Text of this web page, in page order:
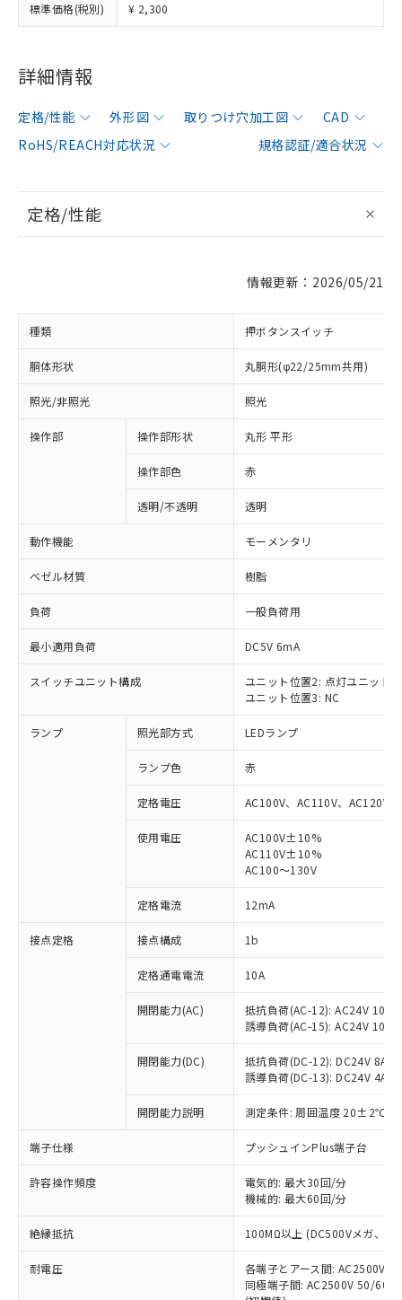
標準価格(税別) ¥ 2,300
詳細情報
定格/性能 外形図 取りつけ穴加工図
CAD
RoHS/REACH対応状況
規格認証/適合状況
定格/性能
情報更新：2026/05/21
種類 押ボタンスイッチ
胴体形状 丸胴形(φ22/25mm共用)
照光/非照光 照光
操作部 操作部形状 丸形 平形
操作部色 赤
透明/不透明 透明
動作機能 モーメンタリ
ベゼル材質 樹脂
負荷 一般負荷用
最小適用負荷 DC5V 6mA
スイッチユニット構成
ユニット位置2: 点灯ユニット
ユニット位置3: NC
ランプ 照光部方式 LEDランプ
ランプ色 赤
定格電圧 AC100V、AC110V、AC120V
使用電圧
AC100V±10%
AC110V±10%
AC100～130V
定格電流 12mA
接点定格 接点構成 1b
定格通電電流 10A
開閉能力(AC)
抵抗負荷(AC-12): AC24V 10A/
誘導負荷(AC-15): AC24V
開閉能力(DC)
抵抗負荷(DC-12): DC24V 8A/
誘導負荷(DC-13): DC24V 4A/
開閉能力説明 測定条件: 周囲温度 20±2℃、
端子仕様 プッシュインPlus端子台
許容操作頻度
電気的: 最大30回/分
機械的: 最大60回/分
絶縁抵抗 100MΩ以上 (DC500Vメガ、点
耐電圧
各端子とアース間: AC2500V
同極端子間: AC2500V 50/
ご利用条件
以下の条件をお読みいただき、同意のうえ
本サービスは、当社制御機器事業取扱
商品の当社在庫状況および標準価格
(税抜)を提供させていただくもので
当社制御機器事業取扱商品の中には、
ことをご了承ください。
在庫状況および標準価格照会結果は、
記載している更新日時点での社内デー
タに基づき作成されるものであり、閲
覧された時点での実際の在庫および標
準価格とは異なる場合があることをご
対応済み：EU RoHS指令（10物質）の
非含有に対応した製品が提供可能な商品で
す。
対応予定：EU RoHS指令（10物質）の非含
有に対応した製品に切り替える予定のある
対応予定なし：EU RoHS指令（10物質）の
非含有に非対応の商品で、対応品を出す予
調査・確認中：EU RoHS指令（10物質）の
非含有の対応状況を調査中または確認中の
非該当品：ライセンス料など無形物で、有
害物質有無と関係のない商品です。
仕入先様の事情により、非含有部品として
いたものが、含有品と判明した場合などや
むを得ず変更することがあります。
*EU RoHS指令（10物質）：
鉛(Pb) 1000ppm以下、 水銀(Hg) 1000ppm以下、 カド
六価クロム(Cr(Ⅵ)) 1000ppm以下、ポリ臭化ビフェニル
類(PBB) 1000ppm以下、ポリ臭化ジフェニルエーテル類
「○」：最大均質材料含有率が中国RoHSの
基準値以下であることを示します。
「×」：最大均質材料含有率が中国RoHSの
基準値を超えていることを示します。
「－」：未確認です。当社販売部門へお問
*中国RoHS10物質の基準値 (GB/T26572)：
Pb(鉛) :1000ppm、 Hg(水銀) : 1000ppm、 Cd(カドミウ
Cr(Ⅵ)(六価クロム) : 1000ppm、 PBBs(ポリ臭化ビフェ
当社は、これら貴社製品のうち、外国
為替および外国貿易法に定める商品
または国外への提供する場合は、日本
国政府の輸出許可(または役務取引許
可)を取得するなどの必要な手続きを